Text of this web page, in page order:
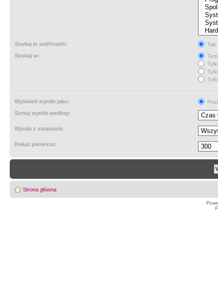
Szukaj w subforach:
Tak
Szukaj w:
Wyświetl wyniki jako:
Sortuj wyniki według:
Wyniki z ostatnich:
Pokaż pierwsze:
Strona główna